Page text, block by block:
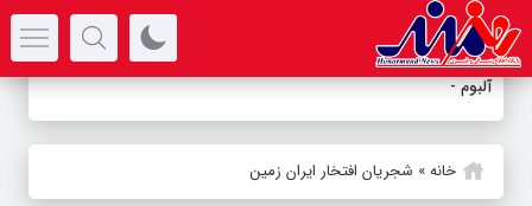
آلبوم «آسیمه س-
خانه» شجریان افتخار ایران زمین